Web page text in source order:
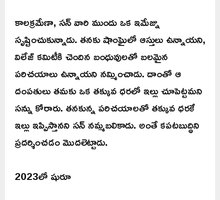
కాలక్రమేణా, సన్ వారి ముందు ఒక ఇమేజ్ను
సృష్టించుకున్నాడు. తనకు షాంఘైలో ఆస్తులు ఉన్నాయని,
విలేజ్ కమిటీకి చెందిన బంధువులతో బలమైన
పరిచయాలు ఉన్నాయని నమ్మించాడు. దాంతో ఆ
దంపతులు తమకు ఒక తక్కువ ధరలో ఇల్లు చూపెట్టమని
సన్ను కోరారు. తనకున్న పరిచయాలతో తక్కువ ధరకే
ఇల్లు ఇప్పిస్తానని సన్ నమ్మబలికాడు. అంతే కపటబుద్ధిని
ప్రదర్శించడం మొదలెట్టాడు.
2023లో షురూ